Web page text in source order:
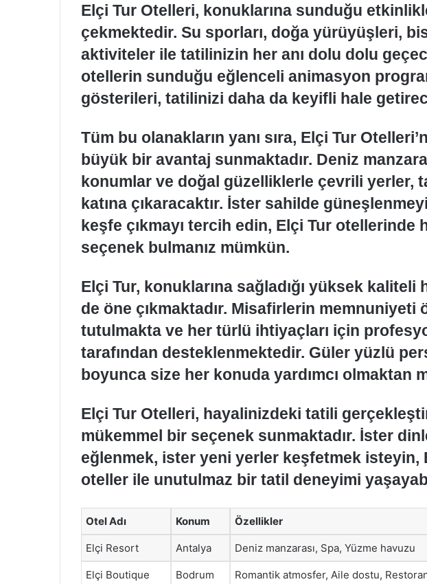
Elçi Tur Otelleri, konuklarına sunduğu
çekmektedir. Su sporları, doğa yürüyüşleri,
aktiviteler ile tatilinizin her anı dolu dolu
otellerin sunduğu eğlenceli animasyon
gösterileri, tatilinizi daha da keyifli hale
Tüm bu olanakların yanı sıra, Elçi Tur
büyük bir avantaj sunmaktadır. Deniz
konumlar ve doğal güzelliklerle çevrili yerler,
katına çıkaracaktır. İster sahilde
keşfe çıkmayı tercih edin, Elçi Tur otellerinde
seçenek bulmanız mümkün.
Elçi Tur, konuklarına sağladığı yüksek kaliteli
de öne çıkmaktadır. Misafirlerin memnuniyeti
tutulmakta ve her türlü ihtiyaçları için
tarafından desteklenmektedir. Güler yüzlü
boyunca size her konuda yardımcı olmaktan
Elçi Tur Otelleri, hayalinizdeki tatili
mükemmel bir seçenek sunmaktadır. İster
eğlenmek, ister yeni yerler keşfetmek isteyin,
oteller ile unutulmaz bir tatil deneyimi
Otel Adı Konum Özellikler
Elçi Resort Antalya Deniz manzarası, Spa, Yüzme havuzu
Elçi Boutique Bodrum Romantik atmosfer, Aile dostu,